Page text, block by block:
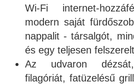
Wi-Fi internet-
modern saját
nappalit - társalgót,
és egy teljesen
Az udvaron dézsát,
filagóriát, fatüzelésű